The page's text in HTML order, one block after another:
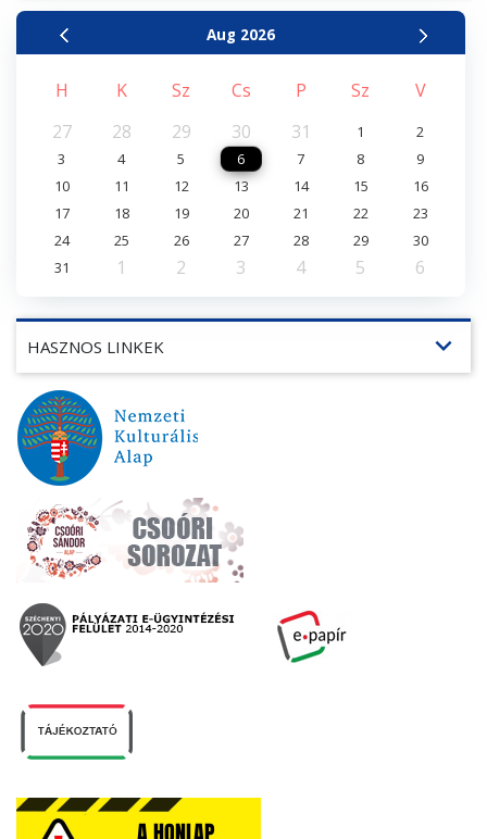
Aug 2026
H K Sz Cs P Sz
V
27
28 29 30 31 1
2
3
4 5 6 7 8
9
10
11 12 13 14 15
16
17
18 19 20 21 22
23
24
25 26 27 28 29
30
31
1 2 3 4 5 6
HASZNOS LINKEK expand_more